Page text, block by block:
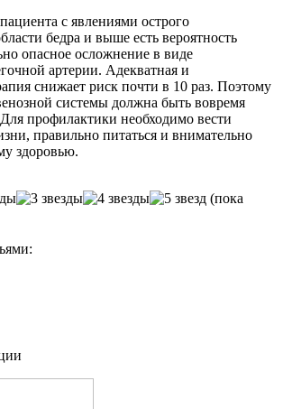
с явлениями острого
бедра и выше есть вероятность
опасное осложнение в виде
артерии. Адекватная и
снижает риск почти в 10 раз. Поэтому
системы должна быть вовремя
профилактики необходимо вести
правильно питаться и внимательно
здоровью.
(пока